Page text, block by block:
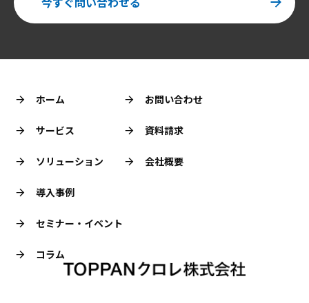
ホーム
サービス
ソリューション
導入事例
セミナー・イベント
コラム
お問い合わせ
資料請求
会社概要